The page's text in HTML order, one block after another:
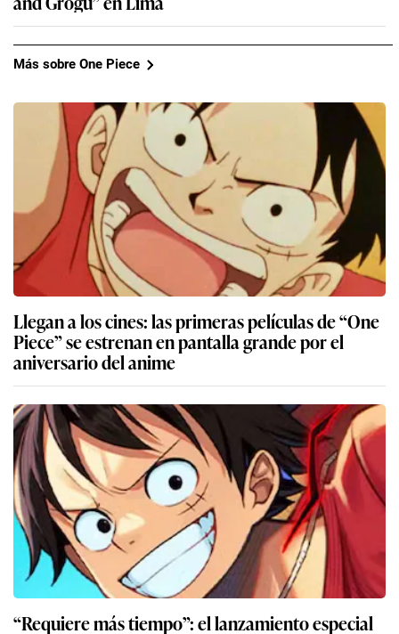
Más sobre One Piece
Llegan a los cines: las primeras películas de “One
Piece” se estrenan en pantalla grande por el
aniversario del anime
“Requiere más tiempo”: el lanzamiento especial